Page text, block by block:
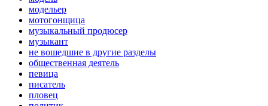
модельер
мотогонщица
музыкальный продюсер
музыкант
не вошедшие в другие разделы
общественная деятель
певица
писатель
пловец